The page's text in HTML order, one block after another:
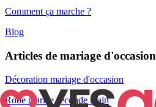
Comment ça marche ?
Blog
Articles de mariage d'occasion
Décoration mariage d'occasion
Robe mariée seconde main